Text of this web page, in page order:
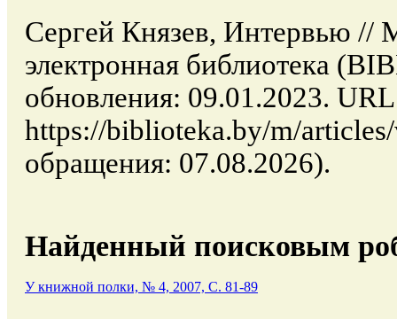
Сергей Князев, Интервью //
электронная библиотека
обновления: 09.01.2023.
https://biblioteka.by/m/
обращения: 07.08.2026).
Найденный поисковым
У книжной полки, № 4, 2007, C. 81-89